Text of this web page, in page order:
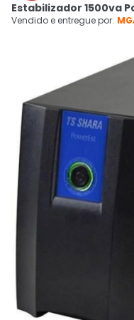
Cupons
Ativar tradutor em
Estabilizador 1500va
Vendido e entregue por: